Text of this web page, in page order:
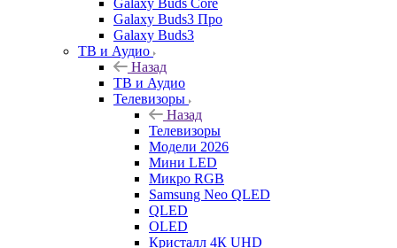
Galaxy Buds Core
Galaxy Buds3 Про
Galaxy Buds3
ТВ и Аудио
Назад
ТВ и Аудио
Телевизоры
Назад
Телевизоры
Модели 2026
Мини LED
Микро RGB
Samsung Neo QLED
QLED
OLED
Кристалл 4К UHD